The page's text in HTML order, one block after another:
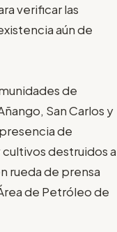
verificar las
aún de
de
San Carlos y
de
destruidos a
rueda de prensa
de Petróleo de